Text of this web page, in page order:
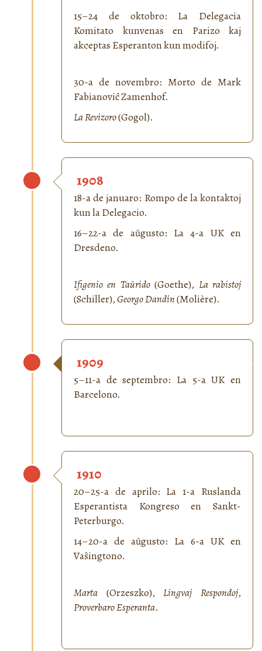
15–24 de oktobro: La Delegacia
Komitato kunvenas en Parizo kaj
akceptas Esperanton kun modifoj.
30-a de novembro: Morto de Mark
Fabianoviĉ Zamenhof.
La Revizoro(Gogol).
1908
18-a de januaro: Rompo de la kontaktoj
kun la Delegacio.
16–22-a de aŭgusto: La 4-a UK en
Dresdeno.
Ifigenio en Taŭrido(Goethe), La rabistoj
(Schiller),Georgo Dandin(Molière).
1909
5–11-a de septembro: La 5-a UK en
Barcelono.
1910
20–25-a de aprilo: La 1-a Ruslanda
Esperantista Kongreso en Sankt-
Peterburgo.
14–20-a de aŭgusto: La 6-a UK en
Vaŝingtono.
Marta (Orzeszko),Lingvaj Respondoj,
Proverbaro Esperanta.